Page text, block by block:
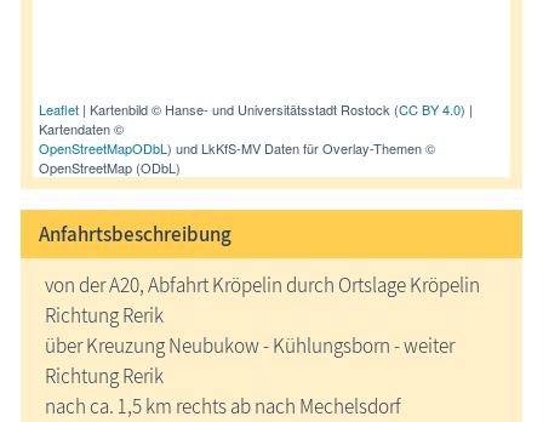
Leaflet | Kartenbild © Hanse- und Universitätsstadt Rostock (CC BY 4.0) |
Kartendaten ©
OpenStreetMapODbL) und LkKfS-MV Daten für Overlay-Themen ©
OpenStreetMap (ODbL)
Anfahrtsbeschreibung
von der A20, Abfahrt Kröpelin durch Ortslage Kröpelin
Richtung Rerik
über Kreuzung Neubukow - Kühlungsborn - weiter
Richtung Rerik
nach ca. 1,5 km rechts ab nach Mechelsdorf